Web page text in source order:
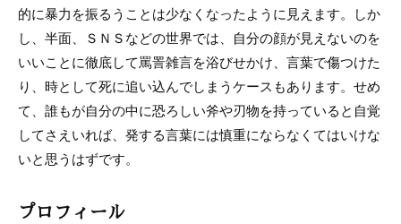
的に暴力を振るうことは少なくなったように見えます。しか
し、半面、ＳＮＳなどの世界では、自分の顔が見えないのを
いいことに徹底して罵詈雑言を浴びせかけ、言葉で傷つけた
り、時として死に追い込んでしまうケースもあります。せめ
て、誰もが自分の中に恐ろしい斧や刃物を持っていると自覚
してさえいれば、発する言葉には慎重にならなくてはいけな
いと思うはずです。
プロフィール